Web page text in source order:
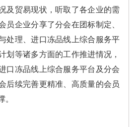
及贸易现状，听取了各企业的需
员企业分享了分会在团标制定、
处理、进口冻品线上综合服务平
划等诸多方面的工作推进情况，
口冻品线上综合服务平台及分会
后续完善更精准、高质量的会员
。